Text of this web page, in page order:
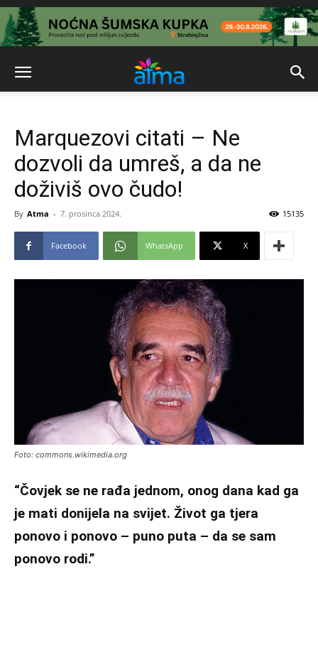
Marquezovi citati – Ne
dozvoli da umreš, a da ne
doživiš ovo čudo!
By Atma - 7. prosinca 2024. 15135
Facebook WhatsApp X
Foto: commons.wikimedia.org
“Čovjek se ne rađa jednom, onog dana kad ga
je mati donijela na svijet. Život ga tjera
ponovo i ponovo – puno puta – da se sam
ponovo rodi.”